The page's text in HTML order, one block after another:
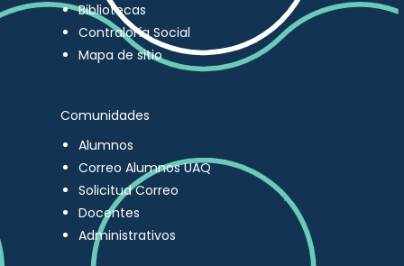
Bibliotecas
Contraloría Social
Mapa de sitio
Comunidades
Alumnos
Correo Alumnos UAQ
Solicitud Correo
Docentes
Administrativos